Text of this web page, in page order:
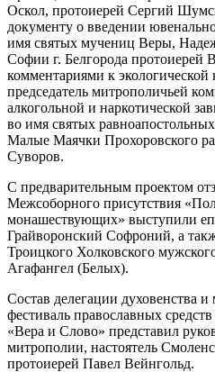
Оскол, протоиерей Сергий
документу о введении
имя святых мучениц Веры,
Софии г. Белгорода протоиерей
комментариями к
председатель митрополичьей
алкогольной и наркотической
во имя святых
Малые Маячки Прохоровского
Суворов.
С предварительным проектом
Межсоборного присутствия
монашествующих» выступили
Грайворонский Софроний, а
Троицкого Холковского
Агафангел (Белых).
Состав делегации духовенства
фестиваль православных
«Вера и Слово» представил
митрополии, настоятель
протоиерей Павел Вейнгольд.